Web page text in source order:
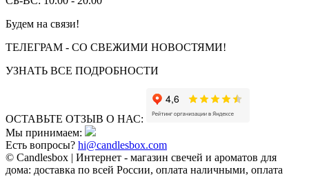
Будем на связи!
ТЕЛЕГРАМ - СО СВЕЖИМИ НОВОСТЯМИ!
УЗНАТЬ ВСЕ ПОДРОБНОСТИ
ОСТАВЬТЕ ОТЗЫВ О НАС:
Мы принимаем:
Есть вопросы? hi@candlesbox.com
© Candlesbox | Интернет - магазин свечей и ароматов для
дома: доставка по всей России, оплата наличными, оплата